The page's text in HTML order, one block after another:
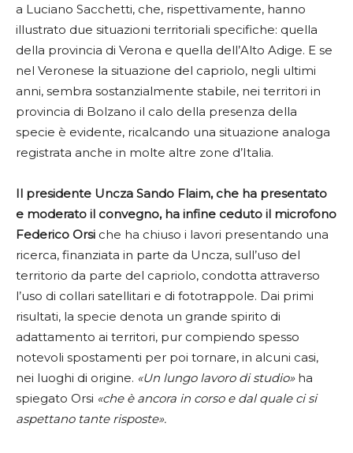
a Luciano Sacchetti, che, rispettivamente, hanno
illustrato due situazioni territoriali specifiche: quella
della provincia di Verona e quella dell’Alto Adige. E se
nel Veronese la situazione del capriolo, negli ultimi
anni, sembra sostanzialmente stabile, nei territori in
provincia di Bolzano il calo della presenza della
specie è evidente, ricalcando una situazione analoga
registrata anche in molte altre zone d’Italia.
Il presidente Uncza Sando Flaim, che ha presentato
e moderato il convegno, ha infine ceduto il microfono
Federico Orsi che ha chiuso i lavori presentando una
ricerca, finanziata in parte da Uncza, sull’uso del
territorio da parte del capriolo, condotta attraverso
l’uso di collari satellitari e di fototrappole. Dai primi
risultati, la specie denota un grande spirito di
adattamento ai territori, pur compiendo spesso
notevoli spostamenti per poi tornare, in alcuni casi,
nei luoghi di origine. «Un lungo lavoro di studio»ha
spiegato Orsi «che è ancora in corso e dal quale ci si
aspettano tante risposte».